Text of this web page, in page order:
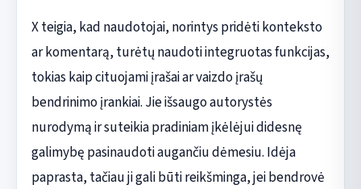
X teigia, kad naudotojai, norintys pridėti konteksto
ar komentarą, turėtų naudoti integruotas funkcijas,
tokias kaip cituojami įrašai ar vaizdo įrašų
bendrinimo įrankiai. Jie išsaugo autorystės
nurodymą ir suteikia pradiniam įkėlėjui didesnę
galimybę pasinaudoti augančiu dėmesiu. Idėja
paprasta, tačiau ji gali būti reikšminga, jei bendrovė